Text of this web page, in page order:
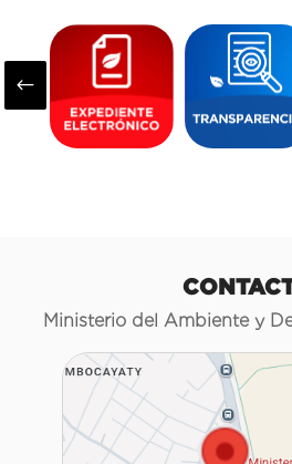
#
Ministerio del Ambiente y